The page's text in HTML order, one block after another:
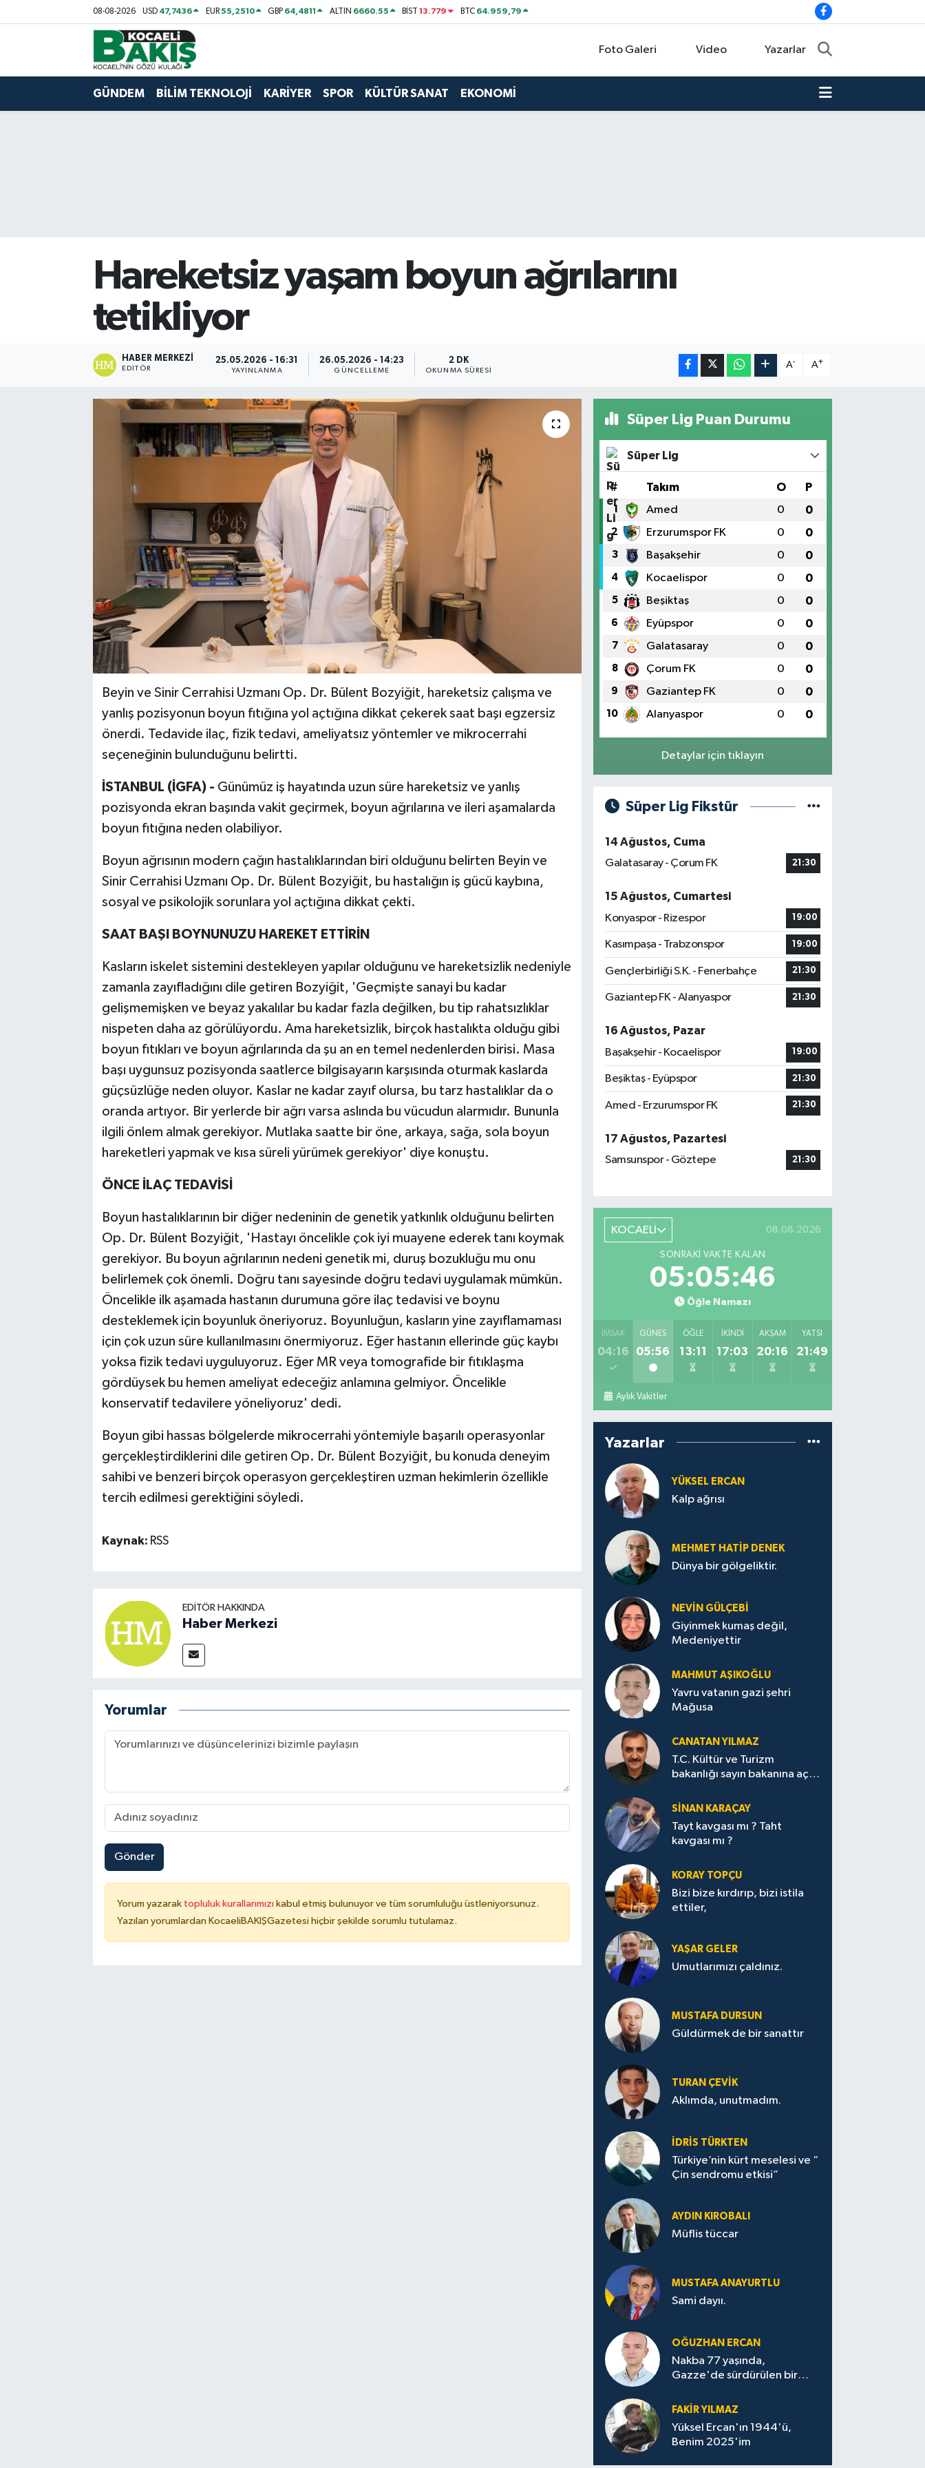
08-08-2026 USD 47,7436 EUR55,2510 GBP 64,4811 ALTIN 6660.55 BİST13.779 BTC 64.959,79
Foto Galeri Video Yazarlar
GÜNDEM BİLİM TEKNOLOJİ KARİYER SPOR KÜLTÜR SANAT EKONOMİ
Hareketsiz yaşam boyun ağrılarını
tetikliyor
HABER MERKEZI
EDITÖR
25.05.2026 - 16:31
YAYINLANMA
26.05.2026 - 14:23
GÜNCELLEME
2 DK
OKUNMA SÜRESI
A- A+
Beyin ve Sinir Cerrahisi Uzmanı Op. Dr. Bülent Bozyiğit, hareketsiz çalışma ve
yanlış pozisyonun boyun fıtığına yol açtığına dikkat çekerek saat başı egzersiz
önerdi. Tedavide ilaç, fizik tedavi, ameliyatsız yöntemler ve mikrocerrahi
seçeneğinin bulunduğunu belirtti.
İSTANBUL (İGFA) - Günümüz iş hayatında uzun süre hareketsiz ve yanlış
pozisyonda ekran başında vakit geçirmek, boyun ağrılarına ve ileri aşamalarda
boyun fıtığına neden olabiliyor.
Boyun ağrısının modern çağın hastalıklarından biri olduğunu belirten Beyin ve
Sinir Cerrahisi Uzmanı Op. Dr. Bülent Bozyiğit, bu hastalığın iş gücü kaybına,
sosyal ve psikolojik sorunlara yol açtığına dikkat çekti.
SAAT BAŞI BOYNUNUZU HAREKET ETTİRİN
Kasların iskelet sistemini destekleyen yapılar olduğunu ve hareketsizlik nedeniyle
zamanla zayıfladığını dile getiren Bozyiğit, 'Geçmişte sanayi bu kadar
gelişmemişken ve beyaz yakalılar bu kadar fazla değilken, bu tip rahatsızlıklar
nispeten daha az görülüyordu. Ama hareketsizlik, birçok hastalıkta olduğu gibi
boyun fıtıkları ve boyun ağrılarında da şu an en temel nedenlerden birisi. Masa
başı uygunsuz pozisyonda saatlerce bilgisayarın karşısında oturmak kaslarda
güçsüzlüğe neden oluyor. Kaslar ne kadar zayıf olursa, bu tarz hastalıklar da o
oranda artıyor. Bir yerlerde bir ağrı varsa aslında bu vücudun alarmıdır. Bununla
ilgili önlem almak gerekiyor. Mutlaka saatte bir öne, arkaya, sağa, sola boyun
hareketleri yapmak ve kısa süreli yürümek gerekiyor' diye konuştu.
ÖNCE İLAÇ TEDAVİSİ
Boyun hastalıklarının bir diğer nedeninin de genetik yatkınlık olduğunu belirten
Op. Dr. Bülent Bozyiğit, 'Hastayı öncelikle çok iyi muayene ederek tanı koymak
gerekiyor. Bu boyun ağrılarının nedeni genetik mi, duruş bozukluğu mu onu
belirlemek çok önemli. Doğru tanı sayesinde doğru tedavi uygulamak mümkün.
Öncelikle ilk aşamada hastanın durumuna göre ilaç tedavisi ve boynu
desteklemek için boyunluk öneriyoruz. Boyunluğun, kasların yine zayıflamaması
için çok uzun süre kullanılmasını önermiyoruz. Eğer hastanın ellerinde güç kaybı
yoksa fizik tedavi uyguluyoruz. Eğer MR veya tomografide bir fıtıklaşma
gördüysek bu hemen ameliyat edeceğiz anlamına gelmiyor. Öncelikle
konservatif tedavilere yöneliyoruz' dedi.
Boyun gibi hassas bölgelerde mikrocerrahi yöntemiyle başarılı operasyonlar
gerçekleştirdiklerini dile getiren Op. Dr. Bülent Bozyiğit, bu konuda deneyim
sahibi ve benzeri birçok operasyon gerçekleştiren uzman hekimlerin özellikle
tercih edilmesi gerektiğini söyledi.
Kaynak: RSS
EDITÖR HAKKINDA
Haber Merkezi
Yorumlar
Gönder
Yorum yazarak topluluk kurallarımızı kabul etmiş bulunuyor ve tüm sorumluluğu üstleniyorsunuz.
Yazılan yorumlardan KocaeliBAKIŞGazetesi hiçbir şekilde sorumlu tutulamaz.
Süper Lig Puan Durumu
Süper Lig
# Takım O P
1 Amed 0 0
2 Erzurumspor FK 0 0
3 Başakşehir 0 0
4 Kocaelispor 0 0
5 Beşiktaş 0 0
6 Eyüpspor 0 0
7 Galatasaray 0 0
8 Çorum FK 0 0
9 Gaziantep FK 0 0
10 Alanyaspor 0 0
Detaylar için tıklayın
Süper Lig Fikstür
14 Ağustos, Cuma
Galatasaray - Çorum FK
21:30
15 Ağustos, Cumartesi
Konyaspor - Rizespor
19:00
Kasımpaşa - Trabzonspor 19:00
Gençlerbirliği S.K. - Fenerbahçe 21:30
Gaziantep FK - Alanyaspor 21:30
16 Ağustos, Pazar
Başakşehir - Kocaelispor
19:00
Beşiktaş - Eyüpspor 21:30
Amed - Erzurumspor FK 21:30
17 Ağustos, Pazartesi
Samsunspor - Göztepe
21:30
KOCAELİ 08.08.2026
SONRAKI VAKTE KALAN
05:05:45
Öğle Namazı
İMSAK
04:16
GÜNEŞ
05:56
ÖĞLE
13:11
İKINDI
17:03
AKŞAM
20:16
YATSI
21:49
Aylık Vakitler
Yazarlar
YÜKSEL ERCAN
Kalp ağrısı
MEHMET HATİP DENEK
Dünya bir gölgeliktir.
NEVİN GÜLÇEBİ
Giyinmek kumaş değil,
Medeniyettir
MAHMUT AŞIKOĞLU
Yavru vatanın gazi şehri
Mağusa
CANATAN YILMAZ
T.C. Kültür ve Turizm
bakanlığı sayın bakanına açık
SİNAN KARAÇAY
Tayt kavgası mı ? Taht
kavgası mı ?
KORAY TOPÇU
Bizi bize kırdırıp, bizi istila
ettiler,
YAŞAR GELER
Umutlarımızı çaldınız.
MUSTAFA DURSUN
Güldürmek de bir sanattır
TURAN ÇEVİK
Aklımda, unutmadım.
İDRİS TÜRKTEN
Türkiye’nin kürt meselesi ve “
Çin sendromu etkisi”
AYDIN KIROBALI
Müflis tüccar
MUSTAFA ANAYURTLU
Sami dayıı.
OĞUZHAN ERCAN
Nakba 77 yaşında,
Gazze'de sürdürülen bir
FAKİR YILMAZ
Yüksel Ercan'ın 1944'ü,
Benim 2025'im
Kocaeli Nöbetçi Eczaneler
Kocaeli Hava Durumu
Haber Arşivi